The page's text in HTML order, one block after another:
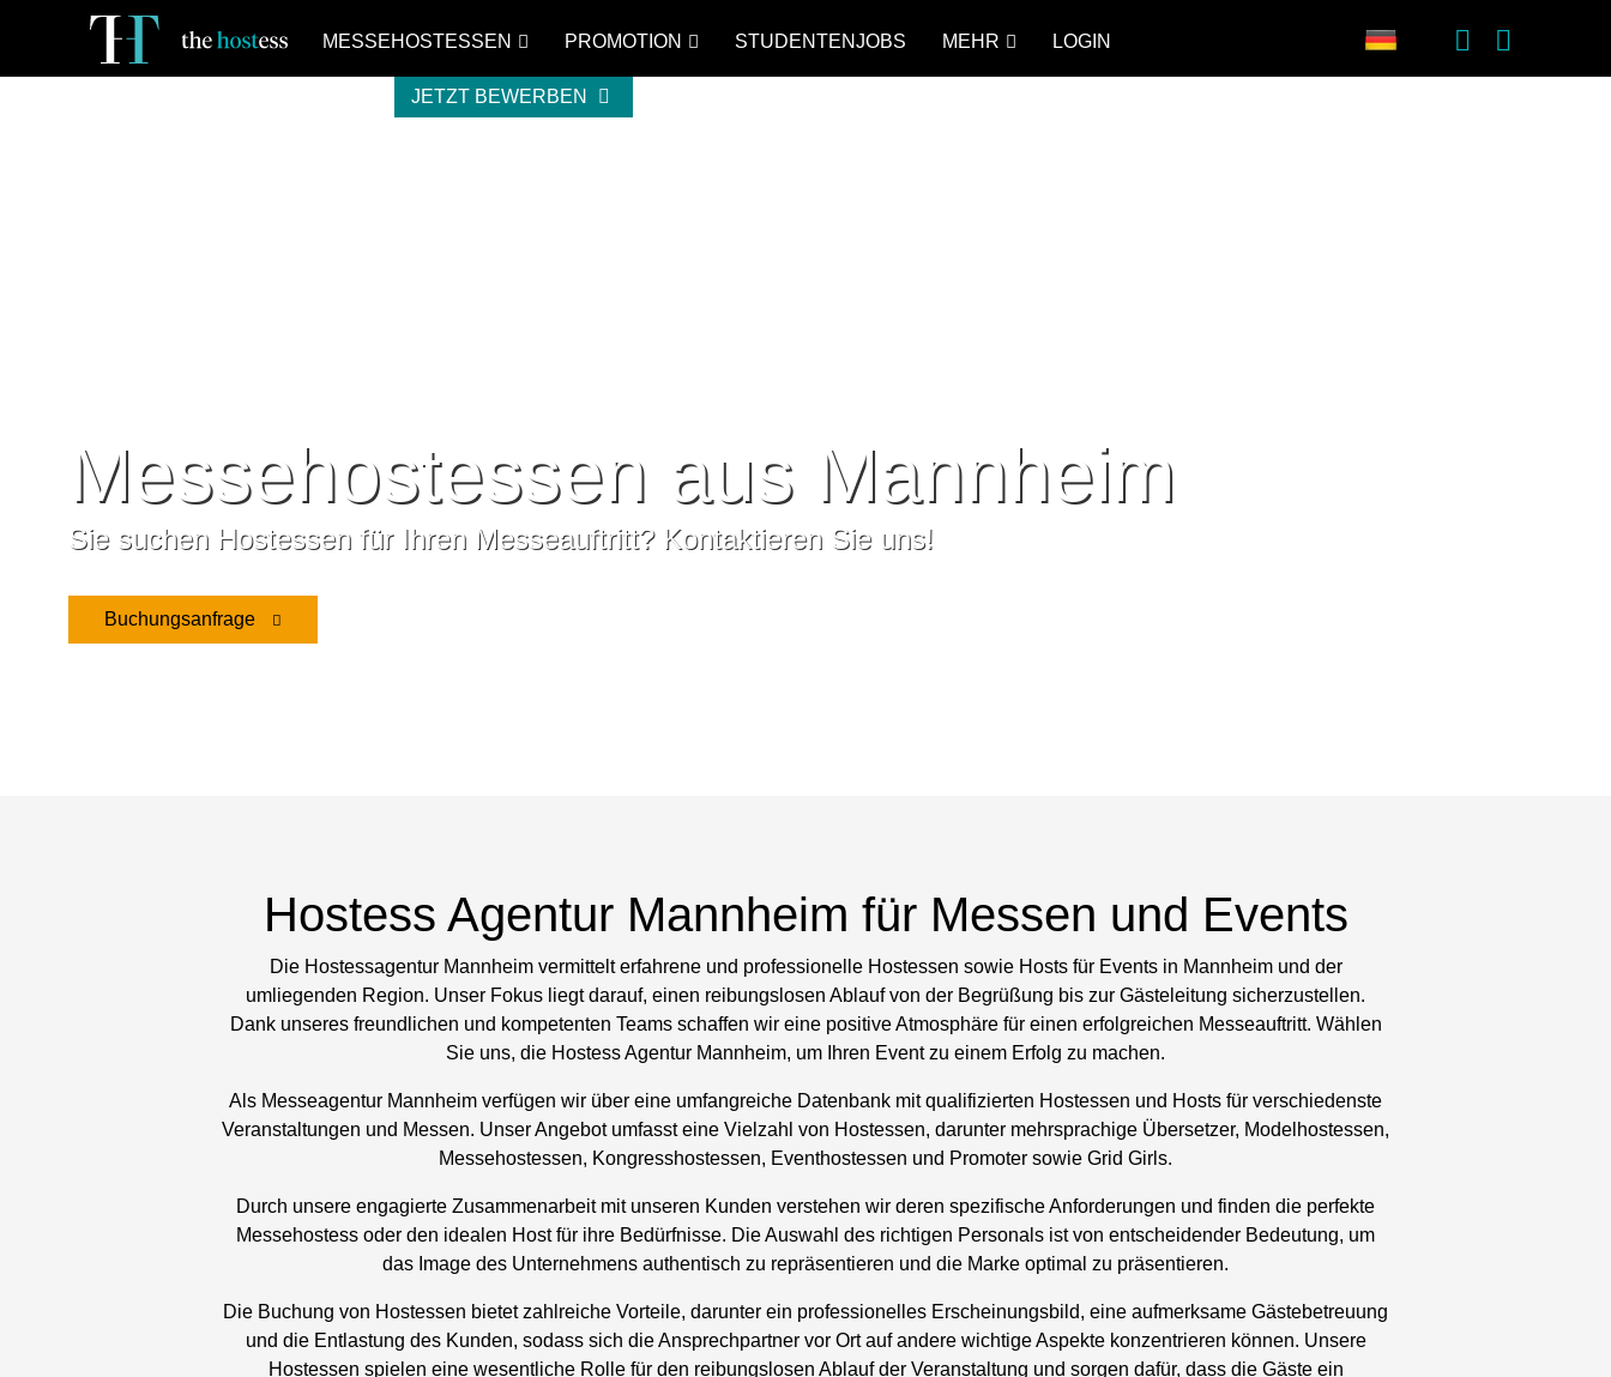
MESSEHOSTESSEN PROMOTION STUDENTENJOBS MEHR LOGIN
JETZT BEWERBEN
Messehostessen aus Mannheim
Sie suchen Hostessen für Ihren Messeauftritt? Kontaktieren Sie uns!
Buchungsanfrage
Hostess Agentur Mannheim für Messen und Events
Die Hostessagentur Mannheim vermittelt erfahrene und professionelle Hostessen sowie Hosts für Events in Mannheim und der
umliegenden Region. Unser Fokus liegt darauf, einen reibungslosen Ablauf von der Begrüßung bis zur Gästeleitung sicherzustellen.
Dank unseres freundlichen und kompetenten Teams schaffen wir eine positive Atmosphäre für einen erfolgreichen Messeauftritt. Wählen
Sie uns, die Hostess Agentur Mannheim, um Ihren Event zu einem Erfolg zu machen.
Als Messeagentur Mannheim verfügen wir über eine umfangreiche Datenbank mit qualifizierten Hostessen und Hosts für verschiedenste
Veranstaltungen und Messen. Unser Angebot umfasst eine Vielzahl von Hostessen, darunter mehrsprachige Übersetzer, Modelhostessen,
Messehostessen, Kongresshostessen, Eventhostessen und Promoter sowie Grid Girls.
Durch unsere engagierte Zusammenarbeit mit unseren Kunden verstehen wir deren spezifische Anforderungen und finden die perfekte
Messehostess oder den idealen Host für ihre Bedürfnisse. Die Auswahl des richtigen Personals ist von entscheidender Bedeutung, um
das Image des Unternehmens authentisch zu repräsentieren und die Marke optimal zu präsentieren.
Die Buchung von Hostessen bietet zahlreiche Vorteile, darunter ein professionelles Erscheinungsbild, eine aufmerksame Gästebetreuung
und die Entlastung des Kunden, sodass sich die Ansprechpartner vor Ort auf andere wichtige Aspekte konzentrieren können. Unsere
Hostessen spielen eine wesentliche Rolle für den reibungslosen Ablauf der Veranstaltung und sorgen dafür, dass die Gäste ein